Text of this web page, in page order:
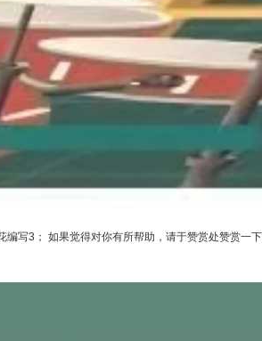
写3； 如果觉得对你有所帮助，请于赞赏处赞赏一